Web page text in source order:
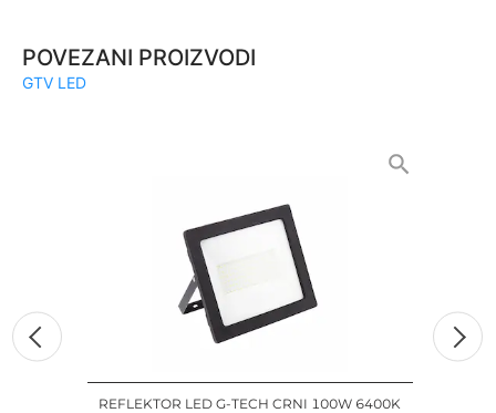
POVEZANI PROIZVODI
GTV LED
REFLEKTOR LED G-TECH CRNI 100W 6400K